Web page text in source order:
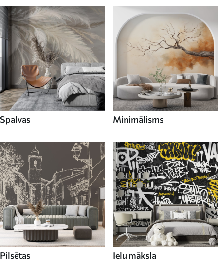
Spalvas Minimālisms
Pilsētas Ielu māksla